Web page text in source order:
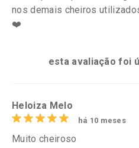
nos demais cheiros
❤️
esta avaliação foi
Heloiza Melo
há 10 meses
Muito cheiroso